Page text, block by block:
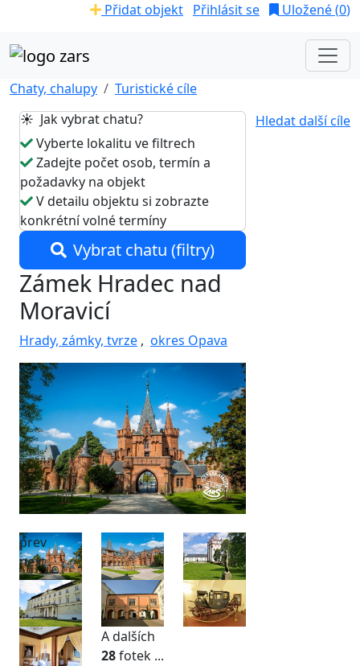
Přidat objekt Přihlásit se Uložené (0)
Chaty, chalupy
Turistické cíle
Hledat další cíle
☀️ Jak vybrat chatu?
Vyberte lokalitu ve filtrech
Zadejte počet osob, termín a
požadavky na objekt
V detailu objektu si zobrazte
konkrétní volné termíny
Vybrat chatu (filtry)
Zámek Hradec nad
Moravicí
Hrady, zámky, tvrze , okres Opava
prev
next
A dalších
28fotek ...